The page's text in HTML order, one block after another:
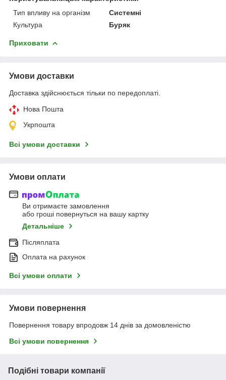
Тип впливу на організм
Системні
Культура
Буряк
Приховати
Умови доставки
Доставка здійснюється тільки по передоплаті.
Нова Пошта
Укрпошта
Всі умови доставки
Умови оплати
Ви отримаєте замовлення
або гроші повернуться на вашу картку
Детальніше
Післяплата
Оплата на рахунок
Всі умови оплати
Умови повернення
Повернення товару впродовж 14 днів за домовленістю
Всі умови повернення
Подібні товари компанії